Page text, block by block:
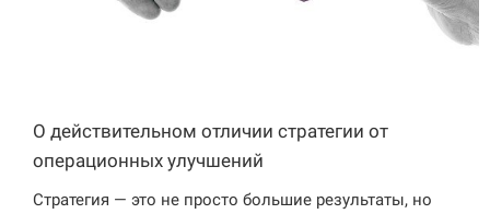
О действительном отличии стратегии от
операционных улучшений
Стратегия — это не просто большие результаты, но